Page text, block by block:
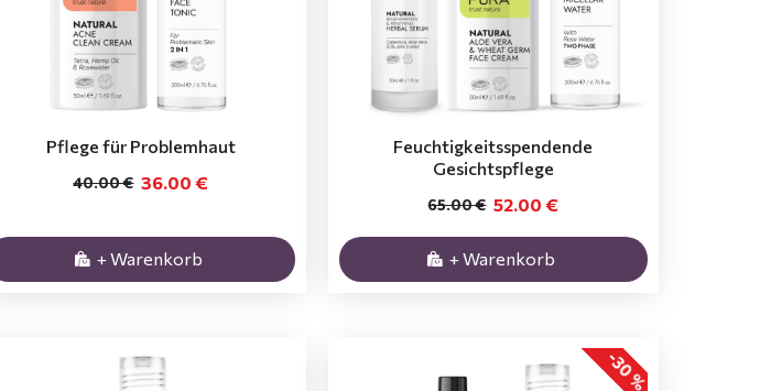
Pflege für Problemhaut
36.00 €
40.00 €
+ Warenkorb
Feuchtigkeitsspendende
Gesichtspflege
52.00 €
65.00 €
+ Warenkorb
-30 %